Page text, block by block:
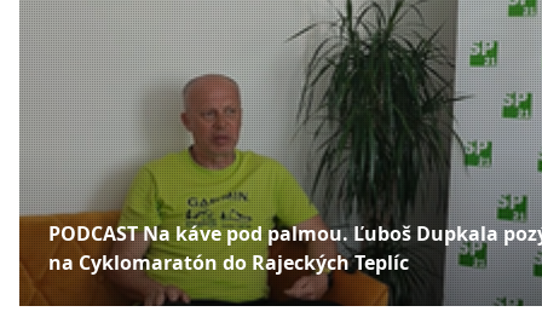
PODCAST Na káve pod palmou. Ľuboš Dupkala
na Cyklomaratón do Rajeckých Teplíc